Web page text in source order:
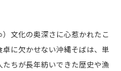
文化の奥深さに心惹かれたこ
に欠かせない沖縄そばは、単
ちが長年紡いできた歴史や漁